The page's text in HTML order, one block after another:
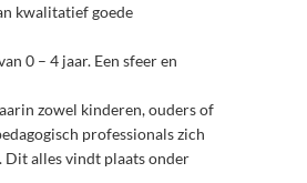
kwalitatief goede
0 – 4 jaar. Een sfeer en
zowel kinderen, ouders of
professionals zich
Dit alles vindt plaats onder